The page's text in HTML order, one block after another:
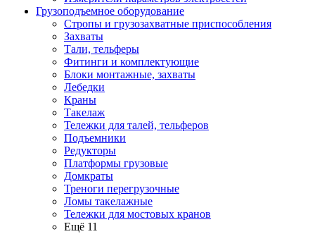
Грузоподъемное оборудование
Стропы и грузозахватные приспособления
Захваты
Тали, тельферы
Фитинги и комплектующие
Блоки монтажные, захваты
Лебедки
Краны
Такелаж
Тележки для талей, тельферов
Подъемники
Редукторы
Платформы грузовые
Домкраты
Треноги перегрузочные
Ломы такелажные
Тележки для мостовых кранов
Ещё 11